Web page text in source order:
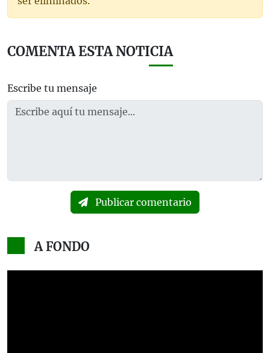
COMENTA ESTA NOTICIA
Escribe tu mensaje
Publicar comentario
A FONDO